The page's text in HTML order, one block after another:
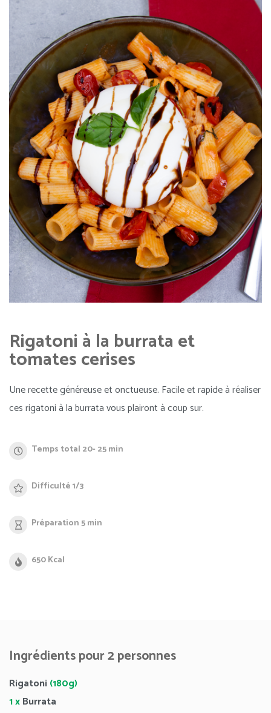
Rigatoni à la burrata et
tomates cerises
Une recette généreuse et onctueuse. Facile et rapide à réaliser
ces rigatoni à la burrata vous plairont à coup sur.
Temps total 20- 25 min
Difficulté 1/3
Préparation 5 min
650 Kcal
Ingrédients pour 2 personnes
Rigatoni(180g)
1 xBurrata